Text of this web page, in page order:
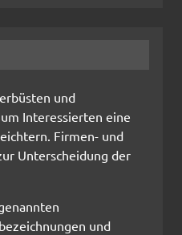
und
Interessierten eine
Firmen- und
Unterscheidung der
und